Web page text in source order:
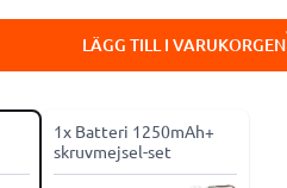
LÄGG TILL I VARUKORGEN
1x Batteri 1250mAh+
skruvmejsel-set